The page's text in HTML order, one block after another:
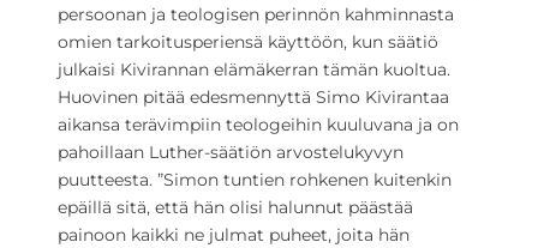
persoonan ja teologisen perinnön kahminnasta
omien tarkoitusperiensä käyttöön, kun säätiö
julkaisi Kivirannan elämäkerran tämän kuoltua.
Huovinen pitää edesmennyttä Simo Kivirantaa
aikansa terävimpiin teologeihin kuuluvana ja on
pahoillaan Luther-säätiön arvostelukyvyn
puutteesta. ”Simon tuntien rohkenen kuitenkin
epäillä sitä, että hän olisi halunnut päästää
painoon kaikki ne julmat puheet, joita hän